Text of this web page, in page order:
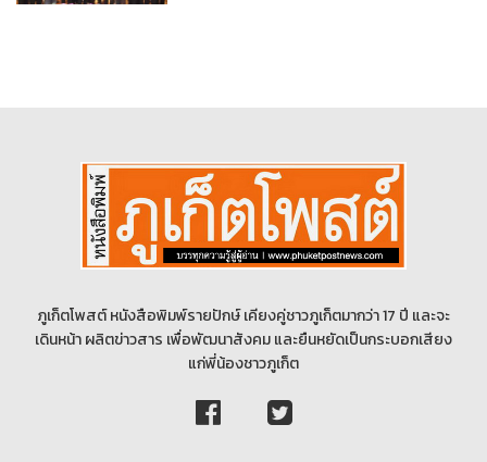
ภูเก็ตโพสต์ หนังสือพิมพ์รายปักษ์ เคียงคู่ชาวภูเก็ตมากว่า 17 ปี และจะ
เดินหน้า ผลิตข่าวสาร เพื่อพัฒนาสังคม และยืนหยัดเป็นกระบอกเสียง
แก่พี่น้องชาวภูเก็ต